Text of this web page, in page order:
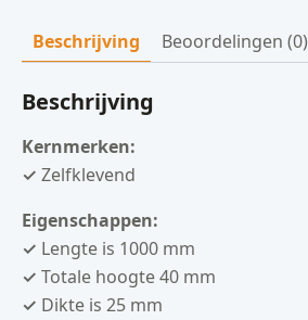
Beschrijving Beoordelingen (0)
Beschrijving
Kernmerken:
✓ Zelfklevend
Eigenschappen:
✓ Lengte is 1000 mm
✓ Totale hoogte 40 mm
✓ Dikte is 25 mm